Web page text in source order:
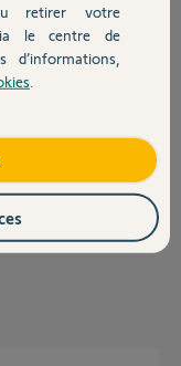
retirer votre
le centre de